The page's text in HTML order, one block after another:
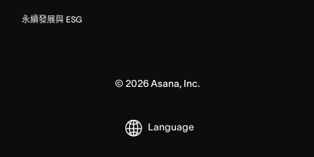
永續發展與 ESG
© 2026Asana, Inc.
Language